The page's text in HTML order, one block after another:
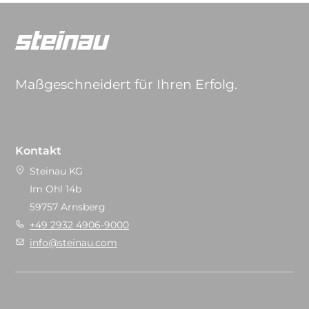
Maßgeschneidert für Ihren Erfolg.
Kontakt
Steinau KG
Im Ohl 14b
59757 Arnsberg
+49 2932 4906-9000
info@steinau.com